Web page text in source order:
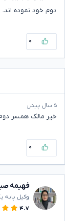
دوم خود نموده اند.
۰
۵ سال پیش
خیر مالک همسر
۰
فهیمه
وکیل پایه
۴.۷